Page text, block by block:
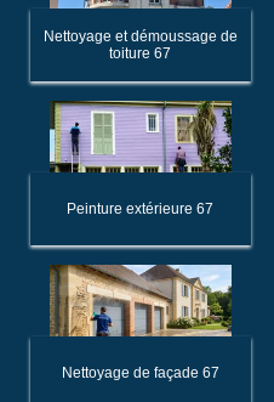
Nettoyage et démoussage de
toiture 67
Peinture extérieure 67
Nettoyage de façade 67